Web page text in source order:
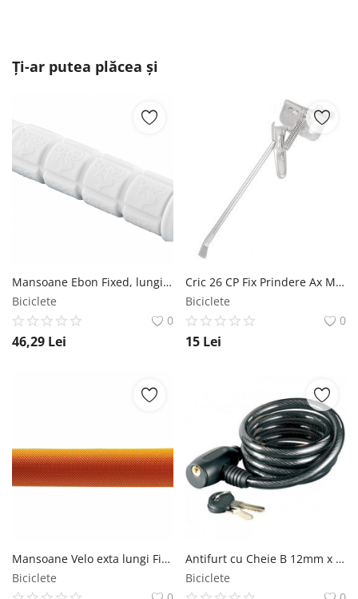
Ți-ar putea plăcea și
Mansoane Ebon Fixed, lungime 120mm, culoare alb Ebon
Biciclete
0
46,29 Lei
Cric 26 CP Fix Prindere Ax MX Biciclete
Biciclete
0
15 Lei
Mansoane Velo exta lungi Fixed XL, lungime 175mm, culoare portocaliu Velo
Biciclete
Antifurt cu Cheie B 12mm x 6,3mm x 60cm MX Biciclete
Biciclete